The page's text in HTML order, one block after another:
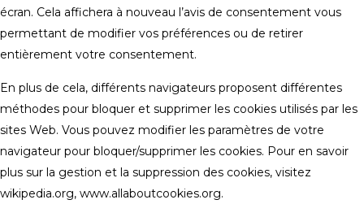
écran. Cela affichera à nouveau l’avis de consentement vous
permettant de modifier vos préférences ou de retirer
entièrement votre consentement.
En plus de cela, différents navigateurs proposent différentes
méthodes pour bloquer et supprimer les cookies utilisés par les
sites Web. Vous pouvez modifier les paramètres de votre
navigateur pour bloquer/supprimer les cookies. Pour en savoir
plus sur la gestion et la suppression des cookies, visitez
wikipedia.org, www.allaboutcookies.org.